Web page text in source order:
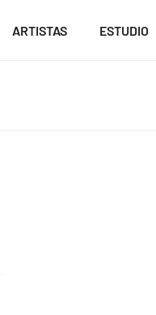
ARTISTAS ESTUDIO